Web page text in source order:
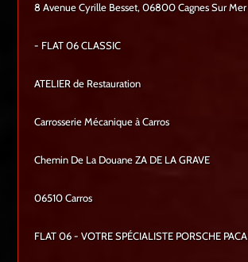
8 Avenue Cyrille Besset, 06800 Cagnes Sur Mer
- FLAT 06 CLASSIC
ATELIER de Restauration
Carrosserie Mécanique à Carros
Chemin De La Douane ZA DE LA GRAVE
06510 Carros
FLAT 06 - VOTRE SPÉCIALISTE PORSCHE PACA